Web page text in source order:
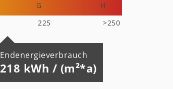
G
H
225 >250
Endenergieverbrauch
218 kWh / (m²*a)